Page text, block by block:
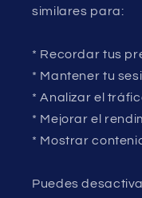
similares para:
* Recordar tus
* Mantener tu
* Analizar el
* Mejorar el
* Mostrar
Puedes